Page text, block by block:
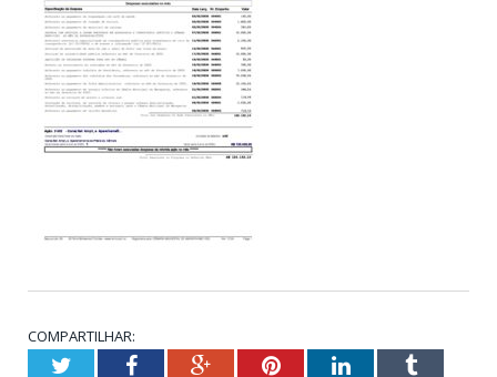
COMPARTILHAR:
TwitterFacebookGoogle+PinterestLinkedInTumblr